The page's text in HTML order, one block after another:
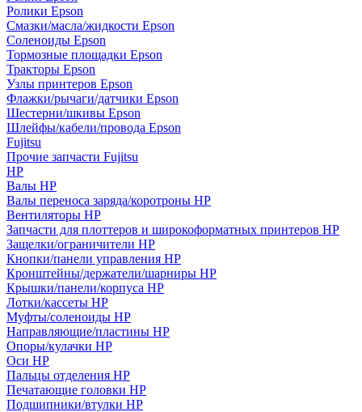
Ролики Epson
Смазки/масла/жидкости Epson
Соленоиды Epson
Тормозные площадки Epson
Тракторы Epson
Узлы принтеров Epson
Флажки/рычаги/датчики Epson
Шестерни/шкивы Epson
Шлейфы/кабели/провода Epson
Fujitsu
Прочие запчасти Fujitsu
HP
Валы HP
Валы переноса заряда/коротроны HP
Вентиляторы HP
Запчасти для плоттеров и широкоформатных принтеров HP
Защелки/ограничители HP
Кнопки/панели управления HP
Кронштейны/держатели/шарниры HP
Крышки/панели/корпуса HP
Лотки/кассеты HP
Муфты/соленоиды HP
Направляющие/пластины HP
Опоры/кулачки HP
Оси HP
Пальцы отделения HP
Печатающие головки HP
Подшипники/втулки HP